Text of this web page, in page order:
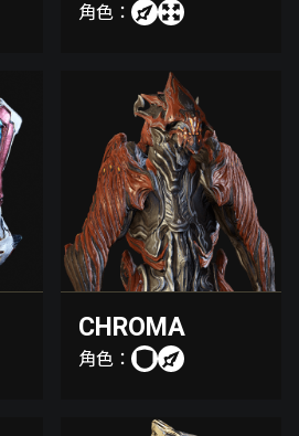
角色：
CHROMA
角色：